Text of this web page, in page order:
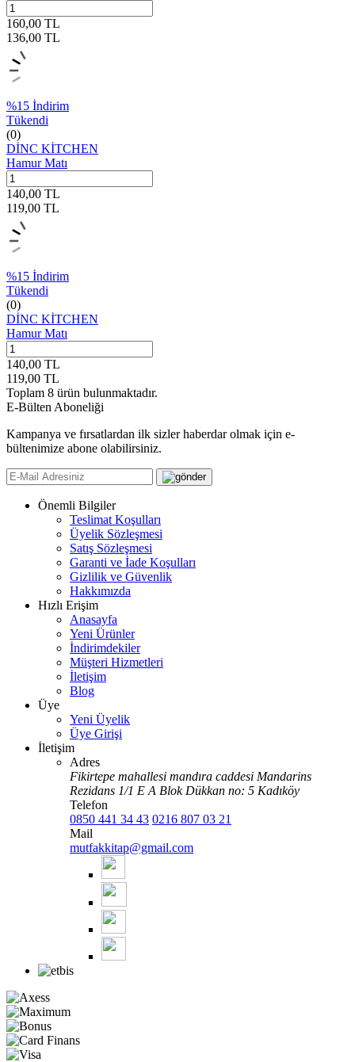
160,00 TL
136,00 TL
%15 İndirim
Tükendi
(0)
DİNC KİTCHEN
Hamur Matı
140,00 TL
119,00 TL
%15 İndirim
Tükendi
(0)
DİNC KİTCHEN
Hamur Matı
140,00 TL
119,00 TL
Toplam 8 ürün bulunmaktadır.
E-Bülten Aboneliği
Kampanya ve fırsatlardan ilk sizler haberdar olmak için e-
bültenimize abone olabilirsiniz.
Önemli Bilgiler
Teslimat Koşulları
Üyelik Sözleşmesi
Satış Sözleşmesi
Garanti ve İade Koşulları
Gizlilik ve Güvenlik
Hakkımızda
Hızlı Erişim
Anasayfa
Yeni Ürünler
İndirimdekiler
Müşteri Hizmetleri
İletişim
Blog
Üye
Yeni Üyelik
Üye Girişi
İletişim
Adres
Fikirtepe mahallesi mandıra caddesi Mandarins
Rezidans 1/1 E A Blok Dükkan no: 5 Kadıköy
Telefon
0850 441 34 43 0216 807 03 21
Mail
mutfakkitap@gmail.com